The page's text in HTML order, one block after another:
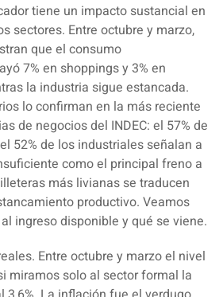
tiene un impacto sustancial en
sectores. Entre octubre y marzo,
que el consumo
7% en shoppings y 3% en
la industria sigue estancada.
lo confirman en la más reciente
de negocios del INDEC: el 57% de
52% de los industriales señalan a
como el principal freno a
más livianas se traducen
productivo. Veamos
ingreso disponible y qué se viene.
Entre octubre y marzo el nivel
miramos solo al sector formal la